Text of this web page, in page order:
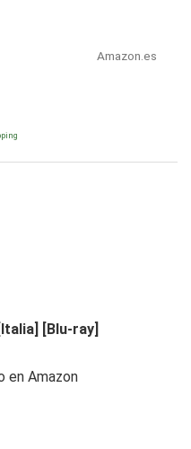
Amazon.es
[Blu-ray]
en Amazon